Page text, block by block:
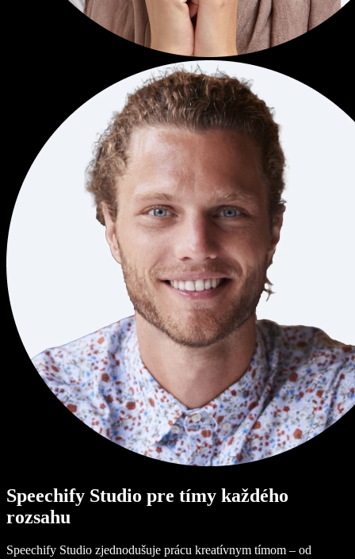
Speechify Studio pre tímy každého
rozsahu
Speechify Studio zjednodušuje prácu kreatívnym tímom – od